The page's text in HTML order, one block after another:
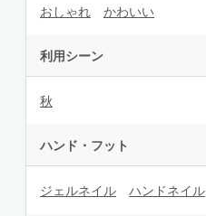
おしゃれ かわいい
利用シーン
秋
ハンド・フット
ジェルネイル ハンドネイル